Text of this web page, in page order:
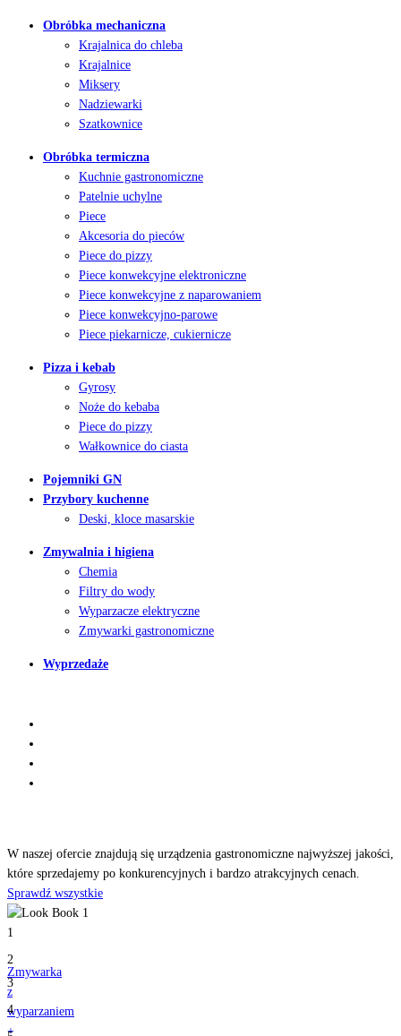
Obróbka mechaniczna
Krajalnica do chleba
Krajalnice
Miksery
Nadziewarki
Szatkownice
Obróbka termiczna
Kuchnie gastronomiczne
Patelnie uchylne
Piece
Akcesoria do pieców
Piece do pizzy
Piece konwekcyjne elektroniczne
Piece konwekcyjne z naparowaniem
Piece konwekcyjno-parowe
Piece piekarnicze, cukiernicze
Pizza i kebab
Gyrosy
Noże do kebaba
Piece do pizzy
Wałkownice do ciasta
Pojemniki GN
Przybory kuchenne
Deski, kloce masarskie
Zmywalnia i higiena
Chemia
Filtry do wody
Wyparzacze elektryczne
Zmywarki gastronomiczne
Wyprzedaże
W naszej ofercie znajdują się urządzenia gastronomiczne najwyższej jakości,
które sprzedajemy po konkurencyjnych i bardzo atrakcyjnych cenach.
Sprawdź wszystkie
1
Zmywarka
z
wyparzaniem
+
2
3
4